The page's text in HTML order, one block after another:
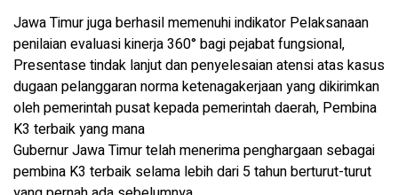
Jawa Timur juga berhasil memenuhi indikator Pelaksanaan
penilaian evaluasi kinerja 360° bagi pejabat fungsional,
Presentase tindak lanjut dan penyelesaian atensi atas kasus
dugaan pelanggaran norma ketenagakerjaan yang dikirimkan
oleh pemerintah pusat kepada pemerintah daerah, Pembina
K3 terbaik yang mana
Gubernur Jawa Timur telah menerima penghargaan sebagai
pembina K3 terbaik selama lebih dari 5 tahun berturut-turut